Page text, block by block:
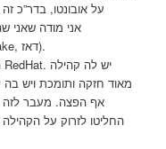
המיתולוגית שלי (או יותר נכון Mandrake, דאז).
מאוד חזקה ותומכת ויש בה
אף הפצה. מעבר לזה